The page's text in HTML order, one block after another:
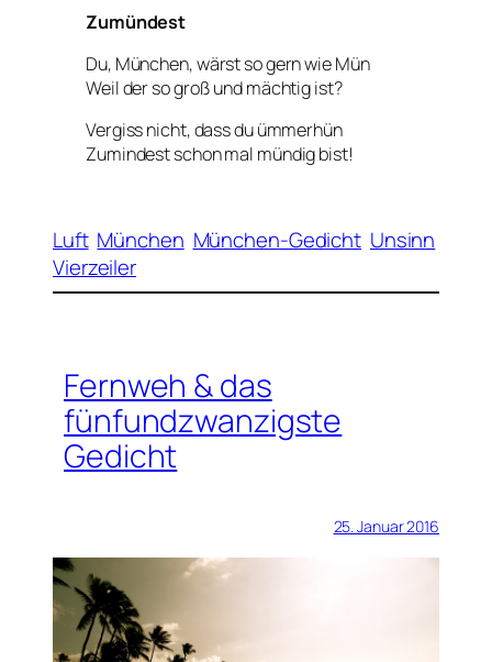
Zumündest
Du, München, wärst so gern wie Mün
Weil der so groß und mächtig ist?
Vergiss nicht, dass du ümmerhün
Zumindest schon mal mündig bist!
Luft München München-Gedicht Unsinn
Vierzeiler
Fernweh & das
fünfundzwanzigste
Gedicht
25. Januar 2016